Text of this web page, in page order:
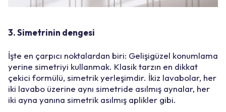
3. Simetrinin dengesi
İşte en çarpıcı noktalardan biri: Gelişigüzel konumlama
yerine simetriyi kullanmak. Klasik tarzın en dikkat
çekici formülü, simetrik yerleşimdir. İkiz lavabolar, her
iki lavabo üzerine aynı simetride asılmış aynalar, her
iki ayna yanına simetrik asılmış aplikler gibi.